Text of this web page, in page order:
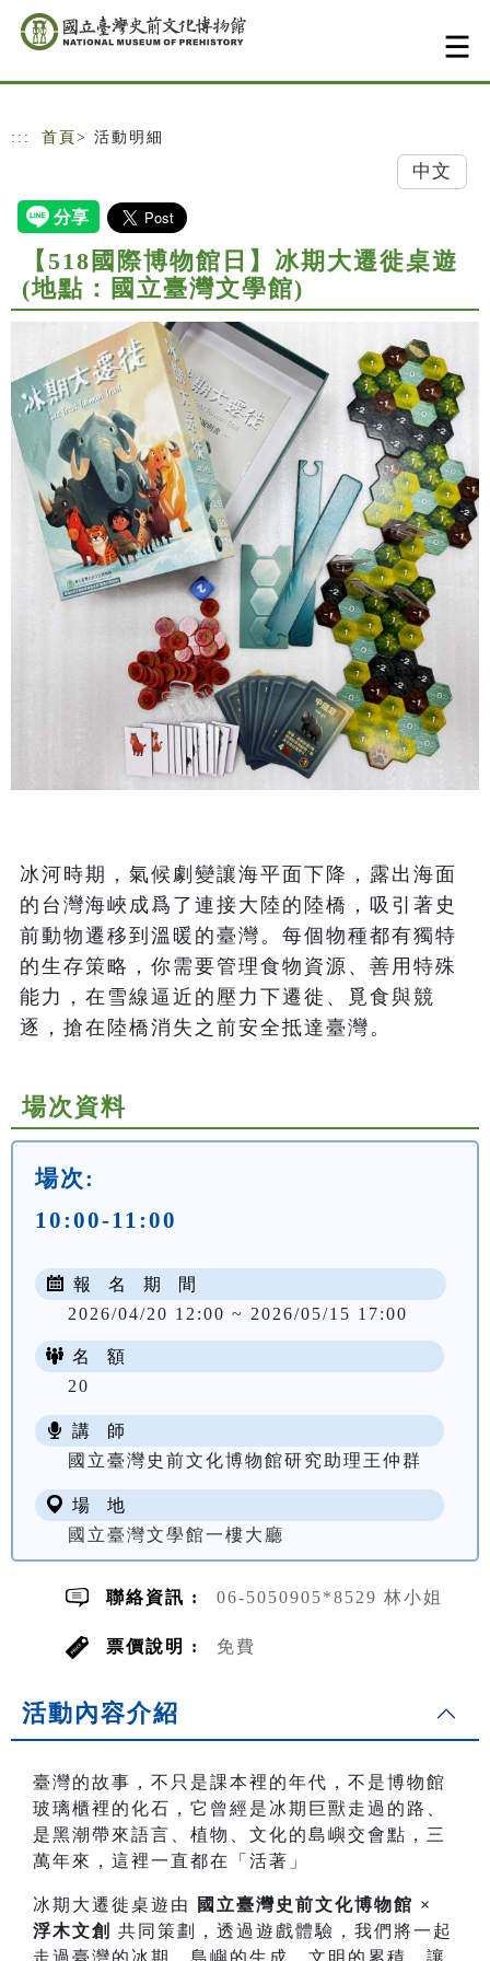
跳到主要內容
網站導覽
::: 首頁 > 活動明細
中文
【518國際博物館日】冰期大遷徙桌遊
(地點：國立臺灣文學館)
冰河時期，氣候劇變讓海平面下降，露出海面
的台灣海峽成爲了連接大陸的陸橋，吸引著史
前動物遷移到溫暖的臺灣。每個物種都有獨特
的生存策略，你需要管理食物資源、善用特殊
能力，在雪線逼近的壓力下遷徙、覓食與競
逐，搶在陸橋消失之前安全抵達臺灣。
場次資料
場次:
10:00-11:00
報 名 期 間
2026/04/20 12:00 ~ 2026/05/15 17:00
名 額
20
講 師
國立臺灣史前文化博物館研究助理王仲群
場 地
國立臺灣文學館一樓大廳
聯絡資訊 : 06-5050905*8529 林小姐
票價說明 : 免費
活動內容介紹
臺灣的故事，不只是課本裡的年代，不是博物館
玻璃櫃裡的化石，它曾經是冰期巨獸走過的路、
是黑潮帶來語言、植物、文化的島嶼交會點，三
萬年來，這裡一直都在「活著」
冰期大遷徙桌遊由
國立臺灣史前文化博物館 ×
浮木文創
共同策劃，透過遊戲體驗，我們將一起
走過臺灣的冰期、島嶼的生成、文明的累積，讓